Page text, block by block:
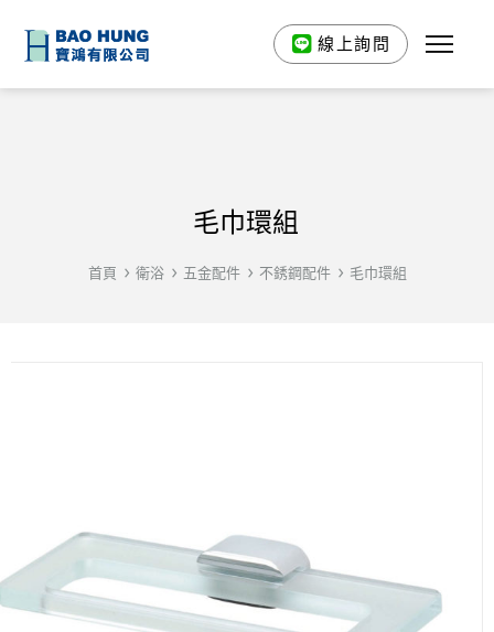
線上詢問
毛巾環組
首頁 衛浴 五金配件 不銹鋼配件 毛巾環組